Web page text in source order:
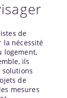
de
la nécessité
logement,
ils
solutions
de
mesures